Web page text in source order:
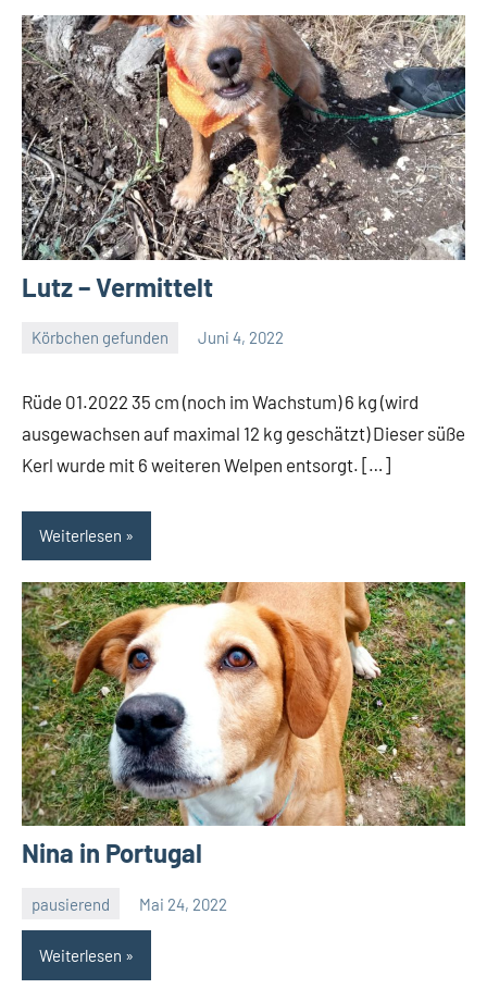
Lutz – Vermittelt
Körbchen gefunden Juni 4, 2022
Rüde 01.2022 35 cm (noch im Wachstum) 6 kg (wird
ausgewachsen auf maximal 12 kg geschätzt) Dieser süße
Kerl wurde mit 6 weiteren Welpen entsorgt. […]
Weiterlesen
Nina in Portugal
pausierend Mai 24, 2022
Petra
Weiterlesen